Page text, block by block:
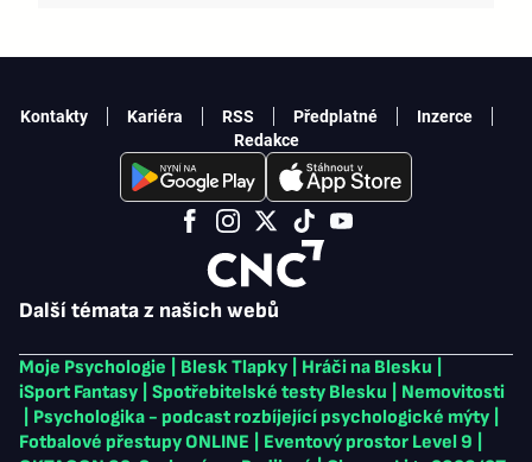
Další témata z našich webů
Moje Psychologie Blesk Tlapky Hráči na Blesku
iSport Fantasy
Spotřebitelské testy Blesku
Nemovitosti
Psychologika - podcast rozbíjející psychologické mýty
Fotbalové přestupy ONLINE
Eventový prostor Level 9
Kontakty Kariéra RSS Předplatné
Inzerce
Redakce